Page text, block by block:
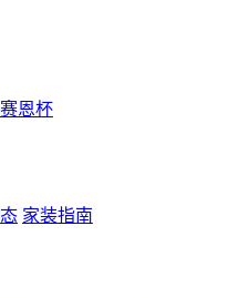
恩杯
家装指南